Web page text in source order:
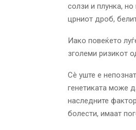
солзи и плунка, но
црниот дроб,
Иако повеќето
зголеми ризикот
Сè уште е
генетиката може
наследните
болести, имаат